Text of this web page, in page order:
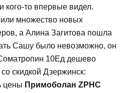
кого-то впервые видел.
множество новых
а Алина Загитова пошла
Сашу было невозможно, он
10Ед дешево
скидкой Дзержинск:
цены Примоболан ZPHC